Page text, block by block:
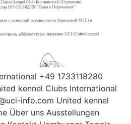
+49 1733118280
kennel Clubs International
info.com United kennel
Über uns Ausstellungen